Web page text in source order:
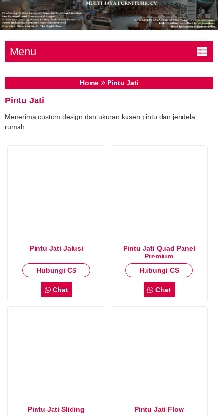
Menu
Home Pintu Jati
Pintu Jati
Menerima custom design dan ukuran kusen pintu dan jendela
rumah
Pintu Jati Jalusi
Hubungi CS
Chat
Pintu Jati Quad Panel
Premium
Hubungi CS
Chat
Pintu Jati Sliding Pintu Jati Flow